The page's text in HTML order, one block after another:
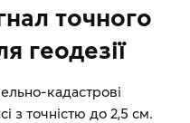
точного
геодезії
кадастрові
з точністю до 2,5 см.